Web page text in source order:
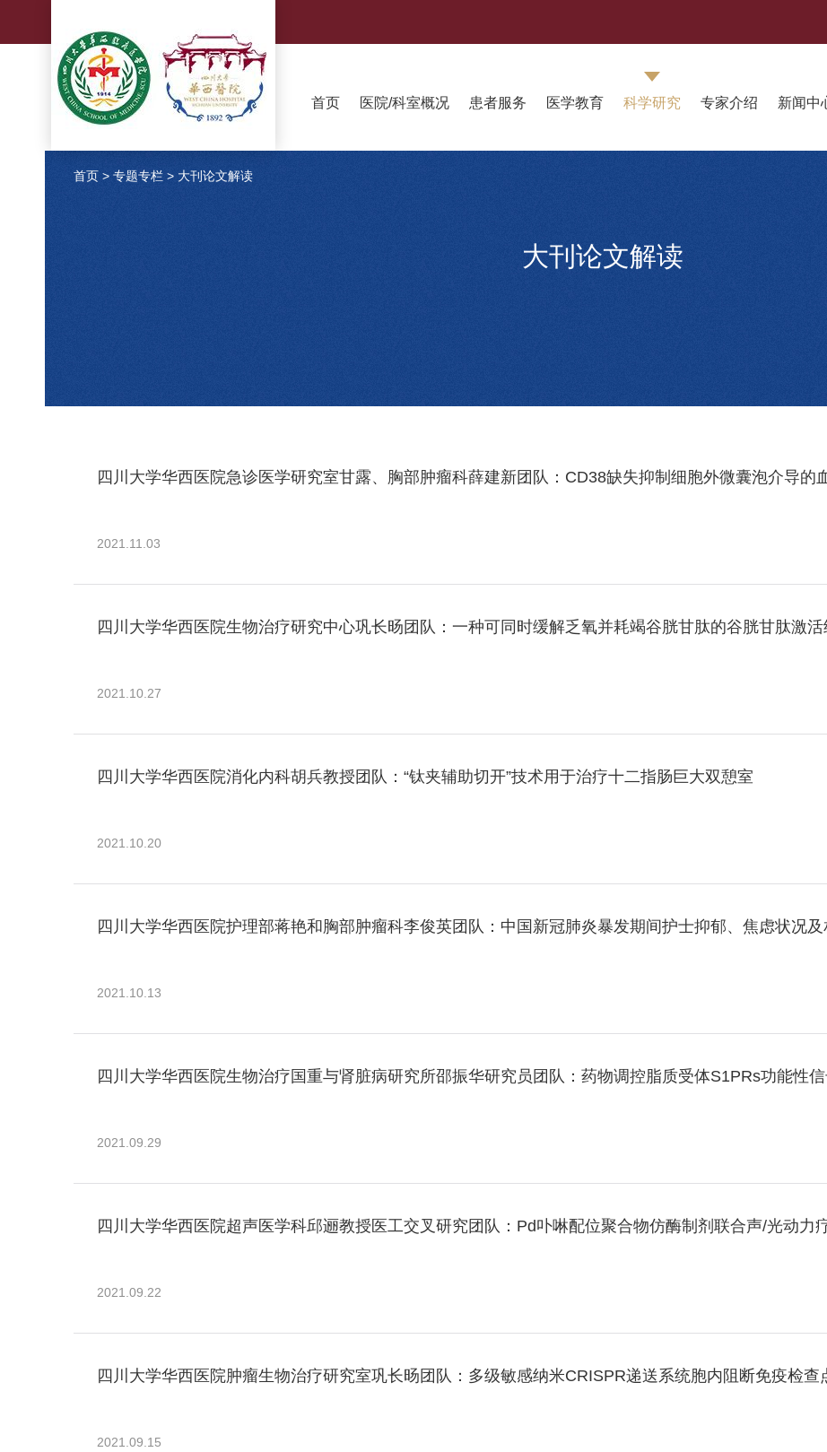
首页 医院/科室概况 患者服务 医学教育 科学研究 专家介绍 新闻中
首页 > 专题专栏 > 大刊论文解读
大刊论文解读
四川大学华西医院急诊医学研究室甘露、胸部肿瘤科薛建新团队：CD38缺失抑制细胞外微囊泡介导的
2021.11.03
四川大学华西医院生物治疗研究中心巩长旸团队：一种可同时缓解乏氧并耗竭谷胱甘肽的谷胱甘肽激
2021.10.27
四川大学华西医院消化内科胡兵教授团队：“钛夹辅助切开”技术用于治疗十二指肠巨大双憩室
2021.10.20
四川大学华西医院护理部蒋艳和胸部肿瘤科李俊英团队：中国新冠肺炎暴发期间护士抑郁、焦虑状况
2021.10.13
四川大学华西医院生物治疗国重与肾脏病研究所邵振华研究员团队：药物调控脂质受体S1PRs功能性信
2021.09.29
四川大学华西医院超声医学科邱逦教授医工交叉研究团队：Pd卟啉配位聚合物仿酶制剂联合声/光动力
2021.09.22
四川大学华西医院肿瘤生物治疗研究室巩长旸团队：多级敏感纳米CRISPR递送系统胞内阻断免疫检
2021.09.15